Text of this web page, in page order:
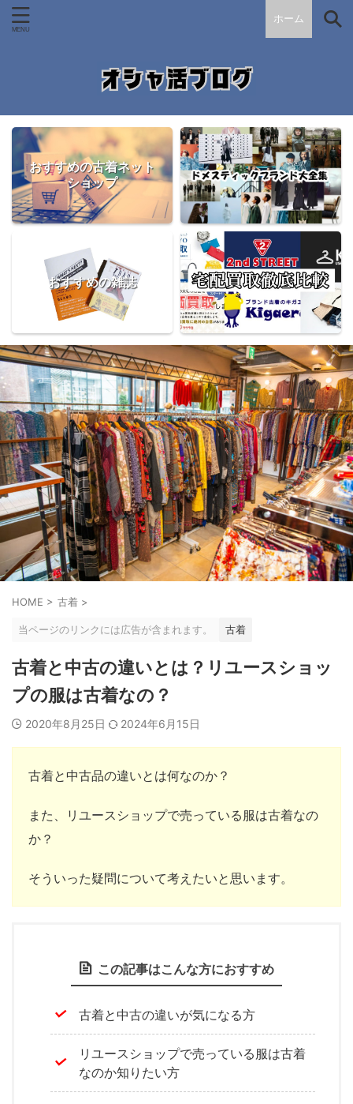
ホーム
おすすめの古着ネット
ショップ
おすすめの雑誌
HOME > 古着 >
当ページのリンクには広告が含まれます。 古着
古着と中古の違いとは？リユースショッ
プの服は古着なの？
2020年8月25日 2024年6月15日
古着と中古品の違いとは何なのか？
また、リユースショップで売っている服は古着なの
か？
そういった疑問について考えたいと思います。
この記事はこんな方におすすめ
古着と中古の違いが気になる方
リユースショップで売っている服は古着
なのか知りたい方